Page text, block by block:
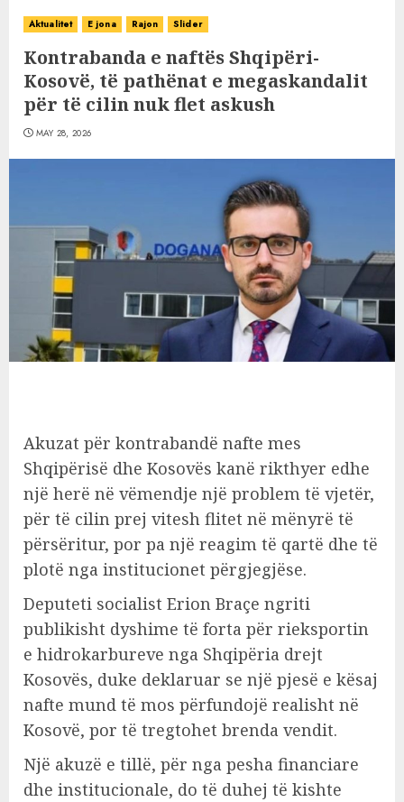
Aktualitet E jona Rajon Slider
Kontrabanda e naftës Shqipëri-
Kosovë, të pathënat e megaskandalit
për të cilin nuk flet askush
MAY 28, 2026
Akuzat për kontrabandë nafte mes
Shqipërisë dhe Kosovës kanë rikthyer edhe
një herë në vëmendje një problem të vjetër,
për të cilin prej vitesh flitet në mënyrë të
përsëritur, por pa një reagim të qartë dhe të
plotë nga institucionet përgjegjëse.
Deputeti socialist Erion Braçe ngriti
publikisht dyshime të forta për rieksportin
e hidrokarbureve nga Shqipëria drejt
Kosovës, duke deklaruar se një pjesë e kësaj
nafte mund të mos përfundojë realisht në
Kosovë, por të tregtohet brenda vendit.
Një akuzë e tillë, për nga pesha financiare
dhe institucionale, do të duhej të kishte